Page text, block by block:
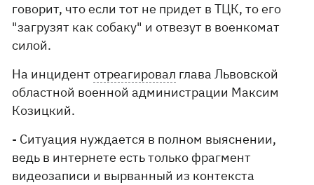
говорит, что если тот не придет в ТЦК, то его
"загрузят как собаку" и отвезут в военкомат
силой.
На инцидентотреагировал глава Львовской
областной военной администрации Максим
Козицкий.
- Ситуация нуждается в полном выяснении,
ведь в интернете есть только фрагмент
видеозаписи и вырванный из контекста